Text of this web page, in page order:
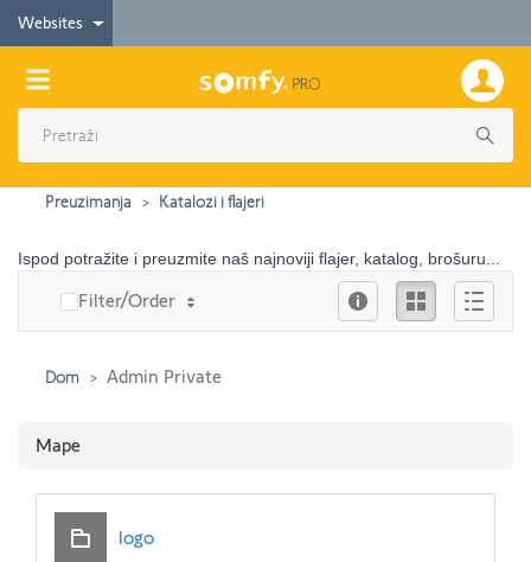
Websites
Preuzimanja Katalozi i flajeri
Ispod potražite i preuzmite naš najnoviji flajer, katalog, brošuru...
Filter/Order Ikona
Dom Admin Private
Mape
logo